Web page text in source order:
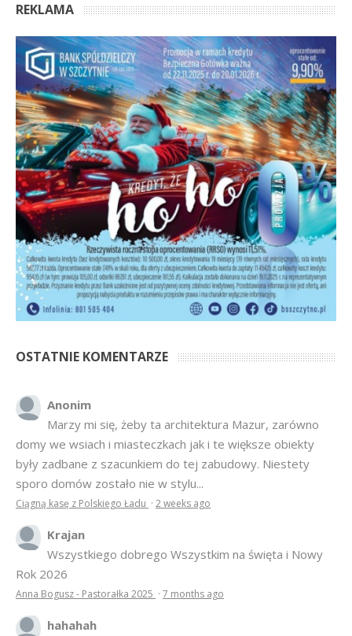
REKLAMA
OSTATNIE KOMENTARZE
Anonim
Marzy mi się, żeby ta architektura Mazur, zarówno
domy we wsiach i miasteczkach jak i te większe obiekty
były zadbane z szacunkiem do tej zabudowy. Niestety
sporo domów zostało nie w stylu...
Ciągną kasę z Polskiego Ładu · 2 weeks ago
Krajan
Wszystkiego dobrego Wszystkim na święta i Nowy
Rok 2026
Anna Bogusz - Pastorałka 2025 · 7 months ago
hahahah